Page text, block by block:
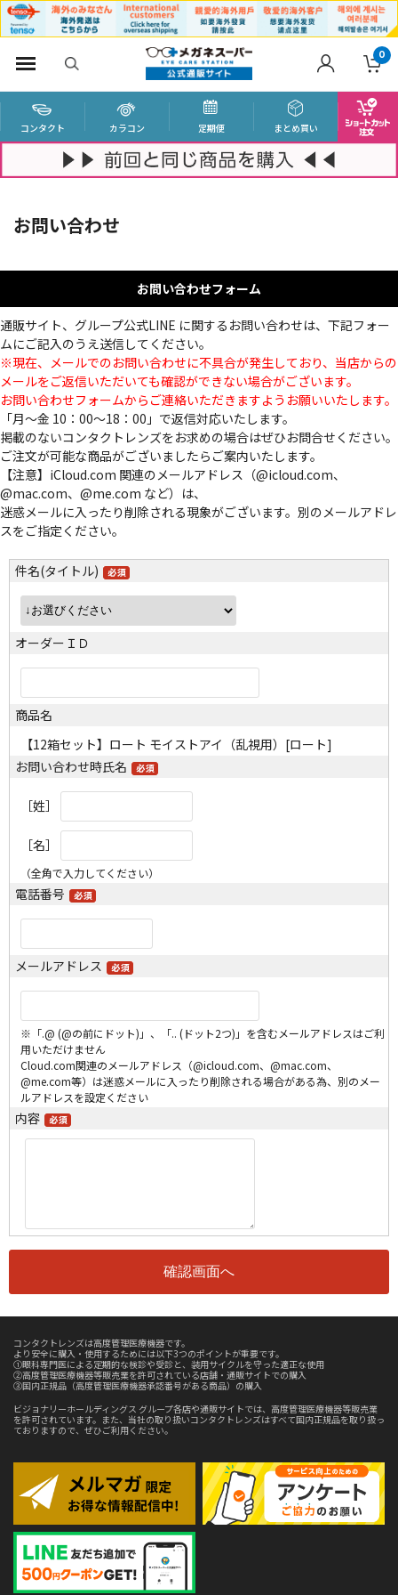
0
コンタクト カラコン 定期便 まとめ買い
お問い合わせ
お問い合わせフォーム
通販サイト、グループ公式LINE に関するお問い合わせは、下記フォー
ムにご記入のうえ送信してください。
※現在、メールでのお問い合わせに不具合が発生しており、当店からの
メールをご返信いただいても確認ができない場合がございます。
お問い合わせフォームからご連絡いただきますようお願いいたします。
「月～金 10：00～18：00」で返信対応いたします。
掲載のないコンタクトレンズをお求めの場合はぜひお問合せください。
ご注文が可能な商品がございましたらご案内いたします。
【注意】iCloud.com 関連のメールアドレス（@icloud.com、
@mac.com、@me.com など）は、
迷惑メールに入ったり削除される現象がございます。別のメールアドレ
スをご指定ください。
件名(タイトル)
オーダーＩＤ
商品名
【12箱セット】ロート モイストアイ（乱視用）[ロート]
お問い合わせ時氏名
［姓］
［名］
（全角で入力してください）
電話番号
メールアドレス
※「.@ (@の前にドット)」、「.. (ドット2つ)」を含むメールアドレスはご利
用いただけません
Cloud.com関連のメールアドレス（@icloud.com、@mac.com、
@me.com等）は迷惑メールに入ったり削除される場合がある為、別のメー
ルアドレスを設定ください
内容
コンタクトレンズは高度管理医療機器です。
より安全に購入・使用するためには以下3つのポイントが重要です。
①眼科専門医による定期的な検診や受診と、装用サイクルを守った適正な使用
②高度管理医療機器等販売業を許可されている店舗・通販サイトでの購入
③国内正規品（高度管理医療機器承認番号がある商品）の購入
ビジョナリーホールディングス グループ各店や通販サイトでは、高度管理医療機器等販売業
を許可されています。また、当社の取り扱いコンタクトレンズはすべて国内正規品を取り扱っ
ておりますので、ぜひご利用ください。